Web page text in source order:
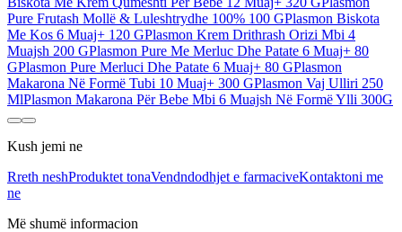
Pure Frutash Mollë & Luleshtrydhe 100% 100 GPlasmon Biskota
Me Kos 6 Muaj+ 120 GPlasmon Krem Drithrash Orizi Mbi 4
Muajsh 200 GPlasmon Pure Me Merluc Dhe Patate 6 Muaj+ 80
GPlasmon Pure Merluci Dhe Patate 6 Muaj+ 80 GPlasmon
Makarona Në Formë Tubi 10 Muaj+ 300 GPlasmon Vaj Ulliri 250
MlPlasmon Makarona Për Bebe Mbi 6 Muajsh Në Formë Ylli 300G
Kush jemi ne
Rreth neshProduktet tonaVendndodhjet e farmaciveKontaktoni me
ne
Më shumë informacion